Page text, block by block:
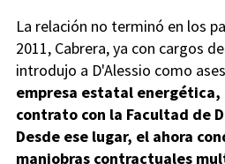
La relación no terminó en los
2011, Cabrera, ya con cargos
introdujo a D'Alessio como
empresa estatal energética,
contrato con la Facultad de
Desde ese lugar, el ahora
maniobras contractuales